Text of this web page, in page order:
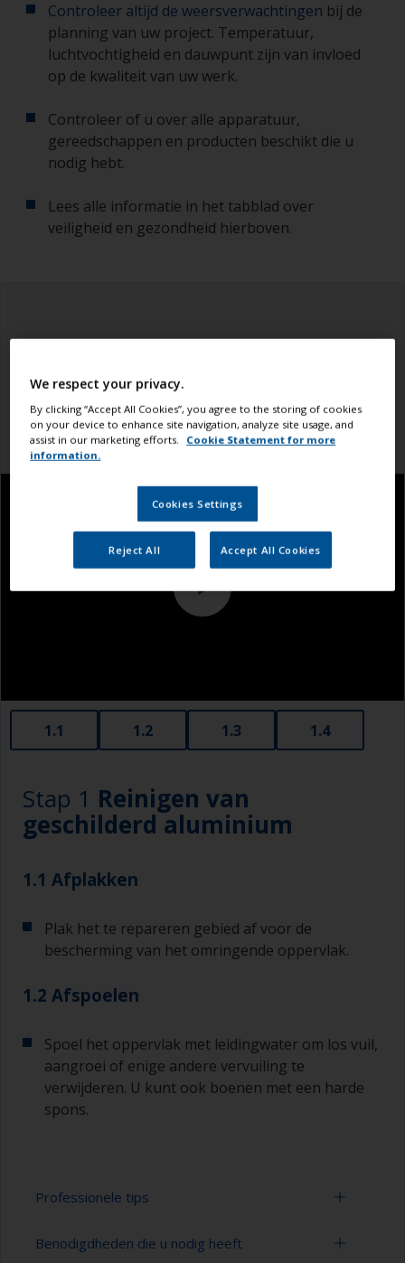
Controleer altijd de weersverwachtingen bij de
planning van uw project. Temperatuur,
luchtvochtigheid en dauwpunt zijn van invloed
op de kwaliteit van uw werk.
Controleer of u over alle apparatuur,
gereedschappen en producten beschikt die u
nodig hebt.
Lees alle informatie in het tabblad over
veiligheid en gezondheid hierboven.
1.1 1.2 1.3 1.4
Stap 1 Reinigen van
geschilderd aluminium
1.1 Afplakken
Plak het te repareren gebied af voor de
bescherming van het omringende oppervlak.
1.2 Afspoelen
Spoel het oppervlak met leidingwater om los vuil,
aangroei of enige andere vervuiling te
verwijderen. U kunt ook boenen met een harde
spons.
Professionele tips
U kunt zien of het oppervlak goed is ontvet door
Benodigdheden die u nodig heeft
We respect your privacy.
By clicking “Accept All Cookies”, you agree to the storing of cookies
on your device to enhance site navigation, analyze site usage, and
assist in our marketing efforts.
Cookie Statement for more
information.
Cookies Settings
Reject All Accept All Cookies